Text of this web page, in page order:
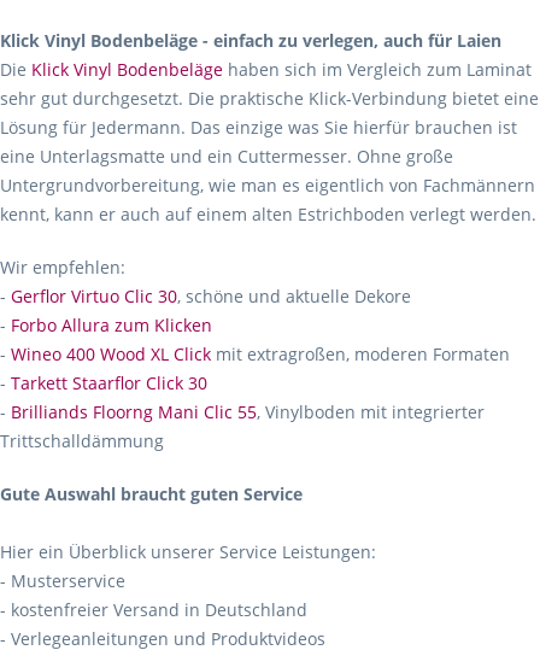
Klick Vinyl Bodenbeläge - einfach zu verlegen, auch für Laien
Die Klick Vinyl Bodenbeläge haben sich im Vergleich zum Laminat
sehr gut durchgesetzt. Die praktische Klick-Verbindung bietet eine
Lösung für Jedermann. Das einzige was Sie hierfür brauchen ist
eine Unterlagsmatte und ein Cuttermesser. Ohne große
Untergrundvorbereitung, wie man es eigentlich von Fachmännern
kennt, kann er auch auf einem alten Estrichboden verlegt werden.
Wir empfehlen:
- Gerflor Virtuo Clic 30, schöne und aktuelle Dekore
- Forbo Allura zum Klicken
- Wineo 400 Wood XL Click mit extragroßen, moderen Formaten
- Tarkett Staarflor Click 30
- Brilliands Floorng Mani Clic 55, Vinylboden mit integrierter
Trittschalldämmung
Gute Auswahl braucht guten Service
Hier ein Überblick unserer Service Leistungen:
- Musterservice
- kostenfreier Versand in Deutschland
- Verlegeanleitungen und Produktvideos